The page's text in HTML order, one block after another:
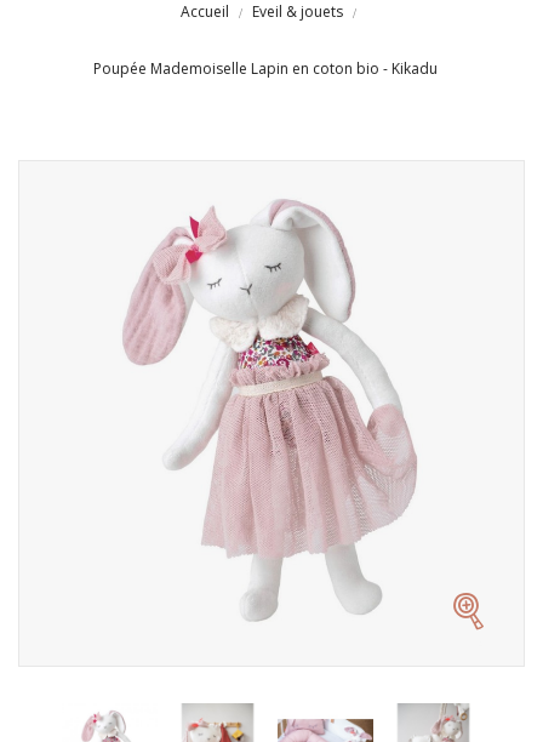
Accueil Eveil & jouets
Poupée Mademoiselle Lapin en coton bio - Kikadu